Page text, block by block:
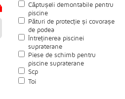
Căptușeli demontabile pentru
piscine
Pături de protecție și covorașe
de podea
Întreținerea piscinei
supraterane
Piese de schimb pentru
piscine supraterane
Scp
Toi